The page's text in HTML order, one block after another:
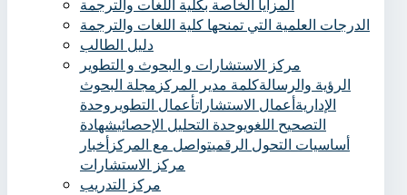
المزايا الخاصة بكلية اللغات والترجمة
الدرجات العلمية التي تمنحها كلية اللغات والترجمة
دليل الطالب
مركز الاستشارات و البحوث و التطوير
الرؤية والرسالةكلمة مدير المركز مجلة البحوث
الإداريةأعمال الاستشاراتأعمال التطوير وحدة
التصحيح اللغويوحدة التحليل الإحصائيشهادة
أساسيات التحول الرقميتواصل مع المركزأخبار
مركز الاستشارات
مركز التدريب